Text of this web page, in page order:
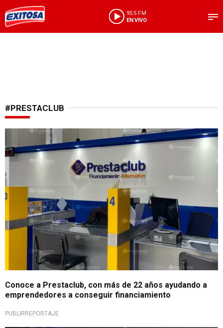
95.5 FM
EN VIVO
#PRESTACLUB
¡Soluciones financieras accesibles!
Conoce a Prestaclub, con más de 22 años ayudando a
emprendedores a conseguir financiamiento
PUBLIRREPORTAJE